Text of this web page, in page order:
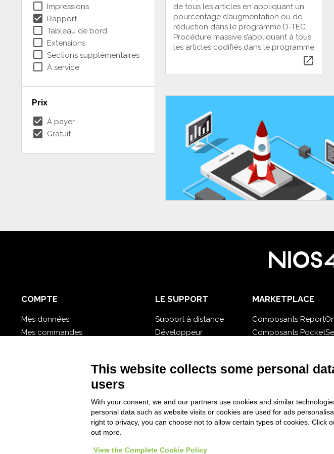
check_box_outline_blank Impressions
check_box Rapport
check_box_outline_blank Tableau de bord
check_box_outline_blank Extensions
check_box_outline_blank Sections supplémentaires
check_box_outline_blank À service
Prix
check_box À payer
check_box Gratuit
de tous les articles en appliquant un
pourcentage d’augmentation ou de
réduction dans le programme D-TEC.
Procédure massive s’appliquant à tous
les articles codifiés dans le programme
open_in_new
COMPTE
Mes données
Mes commandes
LE SUPPORT
Support à distance
Développeur
MARKETPLACE
Composants
Composants
This website collects some personal
users
With your consent, we and our partners use cookies and similar
personal data such as website visits or cookies are used for ads
right to privacy, you can choose not to allow certain types of cookies. Click
out more.
View the Complete Cookie Policy